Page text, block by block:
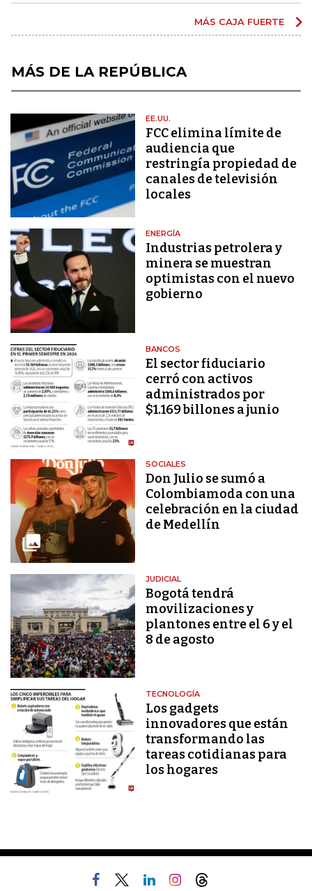
MÁS CAJA FUERTE
MÁS DE LA REPÚBLICA
EE.UU.
FCC elimina límite de
audiencia que
restringía propiedad de
canales de televisión
locales
ENERGÍA
Industrias petrolera y
minera se muestran
optimistas con el nuevo
gobierno
BANCOS
El sector fiduciario
cerró con activos
administrados por
$1.169 billones a junio
SOCIALES
Don Julio se sumó a
Colombiamoda con una
celebración en la ciudad
de Medellín
JUDICIAL
Bogotá tendrá
movilizaciones y
plantones entre el 6 y el
8 de agosto
TECNOLOGÍA
Los gadgets
innovadores que están
transformando las
tareas cotidianas para
los hogares